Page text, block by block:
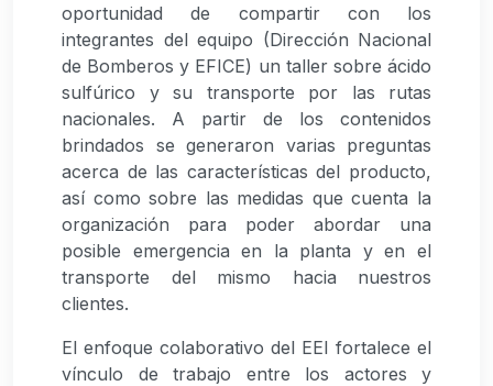
oportunidad de compartir con los
integrantes del equipo (Dirección Nacional
de Bomberos y EFICE) un taller sobre ácido
sulfúrico y su transporte por las rutas
nacionales. A partir de los contenidos
brindados se generaron varias preguntas
acerca de las características del producto,
así como sobre las medidas que cuenta la
organización para poder abordar una
posible emergencia en la planta y en el
transporte del mismo hacia nuestros
clientes.
El enfoque colaborativo del EEI fortalece el
vínculo de trabajo entre los actores y